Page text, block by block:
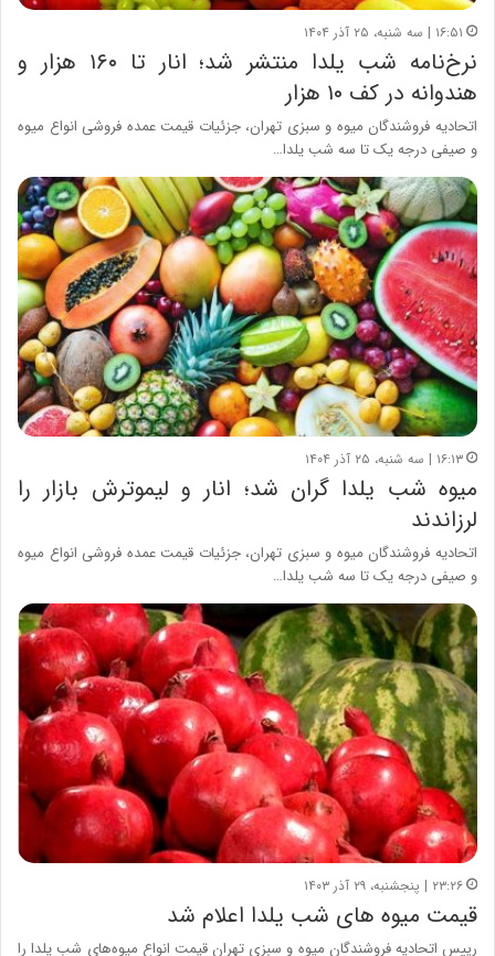
۱۶:۵۱ | سه شنبه، ۲۵ آذر ۱۴۰۴
نرخ‌نامه شب یلدا منتشر شد؛ انار تا ۱۶۰ هزار و
هندوانه در کف ۱۰ هزار
اتحادیه فروشندگان میوه و سبزی تهران، جزئیات قیمت عمده فروشی انواع میوه
و صیفی درجه یک تا سه شب یلدا…
۱۶:۱۳ | سه شنبه، ۲۵ آذر ۱۴۰۴
میوه شب یلدا گران شد؛ انار و لیموترش بازار را
لرزاندند
اتحادیه فروشندگان میوه و سبزی تهران، جزئیات قیمت عمده فروشی انواع میوه
و صیفی درجه یک تا سه شب یلدا…
۲۳:۲۶ | پنجشنبه، ۲۹ آذر ۱۴۰۳
قیمت میوه های شب یلدا اعلام شد
رییس اتحادیه فروشندگان میوه و سبزی تهران قیمت انواع میوه‌های شب یلدا را